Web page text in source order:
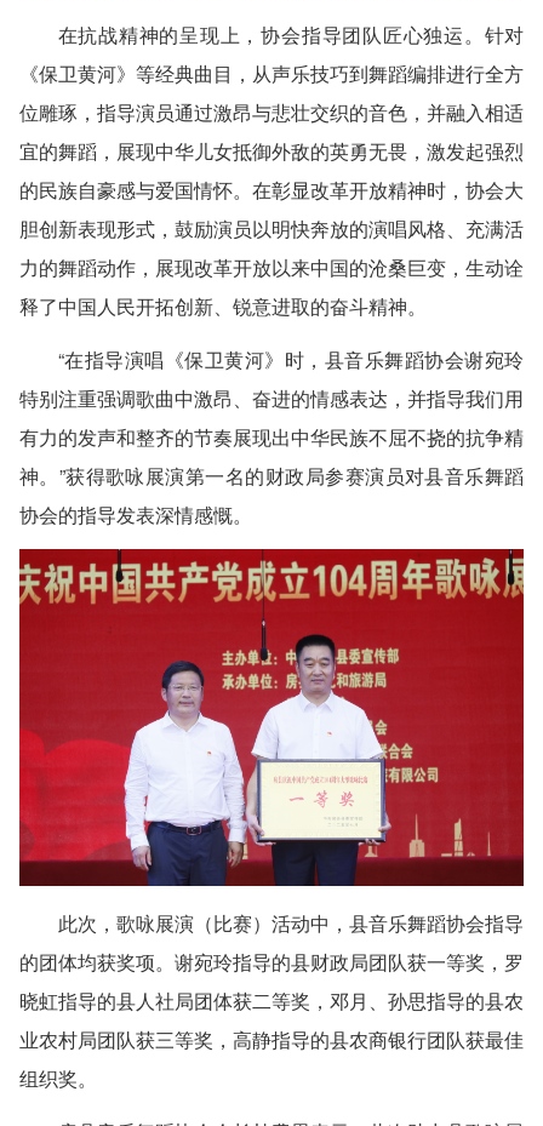
在抗战精神的呈现上，协会指导团队匠心独运。针对
《保卫黄河》等经典曲目，从声乐技巧到舞蹈编排进行全方
位雕琢，指导演员通过激昂与悲壮交织的音色，并融入相适
宜的舞蹈，展现中华儿女抵御外敌的英勇无畏，激发起强烈
的民族自豪感与爱国情怀。在彰显改革开放精神时，协会大
胆创新表现形式，鼓励演员以明快奔放的演唱风格、充满活
力的舞蹈动作，展现改革开放以来中国的沧桑巨变，生动诠
释了中国人民开拓创新、锐意进取的奋斗精神。
“在指导演唱《保卫黄河》时，县音乐舞蹈协会谢宛玲
特别注重强调歌曲中激昂、奋进的情感表达，并指导我们用
有力的发声和整齐的节奏展现出中华民族不屈不挠的抗争精
神。”获得歌咏展演第一名的财政局参赛演员对县音乐舞蹈
协会的指导发表深情感慨。
此次，歌咏展演（比赛）活动中，县音乐舞蹈协会指导
的团体均获奖项。谢宛玲指导的县财政局团队获一等奖，罗
晓虹指导的县人社局团体获二等奖，邓月、孙思指导的县农
业农村局团队获三等奖，高静指导的县农商银行团队获最佳
组织奖。